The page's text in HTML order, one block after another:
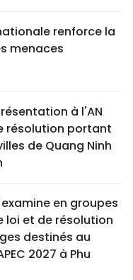
renforce la
menaces
à l'AN
résolution portant
de Quang Ninh
examine en groupes
loi et de résolution
destinés au
2027 à Phu